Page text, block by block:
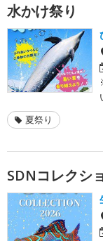
水かけ祭り
夏祭り
SDNコレクシ